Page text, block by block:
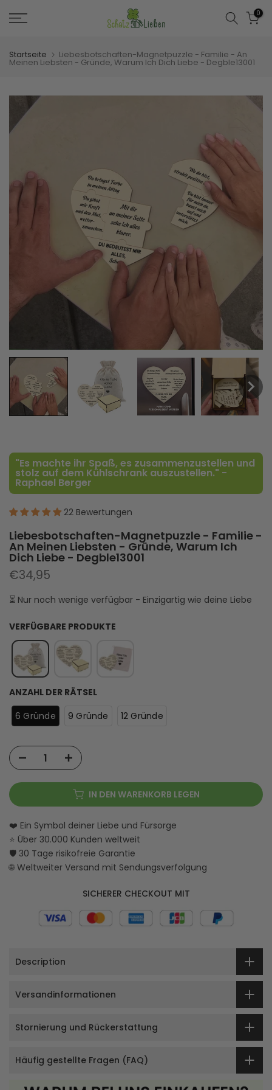
Zum
Inhalt
0
Startseite Liebesbotschaften-Magnetpuzzle - Familie - An
Meinen Liebsten - Gründe, Warum Ich Dich Liebe - Degble13001
"Es machte ihr Spaß, es zusammenzustellen und
stolz auf dem Kühlschrank auszustellen." -
Raphael Berger
22 Bewertungen
Liebesbotschaften-Magnetpuzzle - Familie -
An Meinen Liebsten - Gründe, Warum Ich
Dich Liebe - Degble13001
€34,95
⏳ Nur noch wenige verfügbar - Einzigartig wie deine Liebe
VERFÜGBARE PRODUKTE
ANZAHL DER RÄTSEL
6 Gründe
9 Gründe 12 Gründe
IN DEN WARENKORB LEGEN
❤️ Ein Symbol deiner Liebe und Fürsorge
⭐ Über 30.000 Kunden weltweit
🛡️ 30 Tage risikofreie Garantie
🌐 Weltweiter Versand mit Sendungsverfolgung
SICHERER CHECKOUT MIT
Description
Versandinformationen
Stornierung und Rückerstattung
Häufig gestellte Fragen (FAQ)